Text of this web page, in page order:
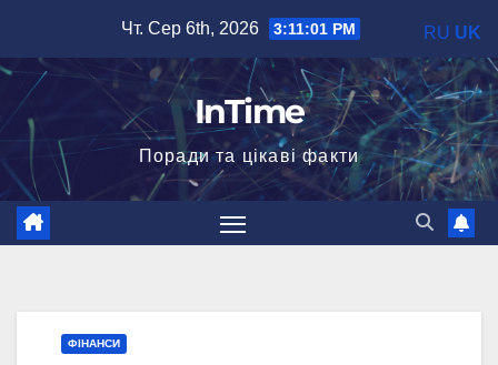
вмісту
Чт. Сер 6th, 2026 3:11:02 PM
InTime
Поради та цікаві факти
ФІНАНСИ
RU UK